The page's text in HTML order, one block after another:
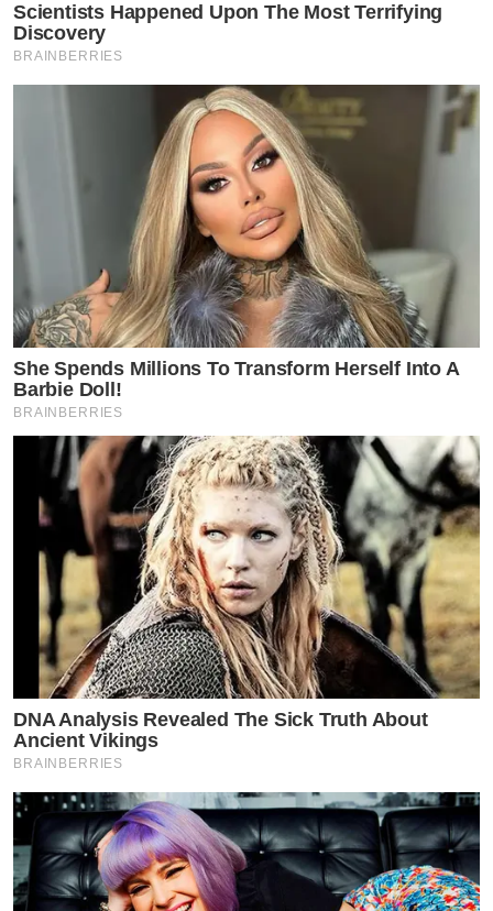
Scientists Happened Upon The Most Terrifying
Discovery
BRAINBERRIES
She Spends Millions To Transform Herself Into A
Barbie Doll!
BRAINBERRIES
DNA Analysis Revealed The Sick Truth About
Ancient Vikings
BRAINBERRIES